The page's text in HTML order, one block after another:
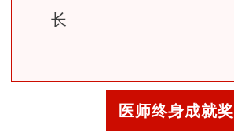
长
医师终身成就奖